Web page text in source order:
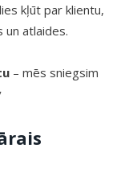
kļūt par klientu,
un atlaides.
– mēs sniegsim